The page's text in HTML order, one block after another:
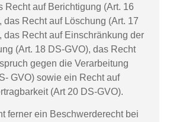
Recht auf Berichtigung (Art. 16
das Recht auf Löschung (Art. 17
das Recht auf Einschränkung der
(Art. 18 DS-GVO), das Recht
gegen die Verarbeitung
GVO) sowie ein Recht auf
(Art 20 DS-GVO).
ferner ein Beschwerderecht bei